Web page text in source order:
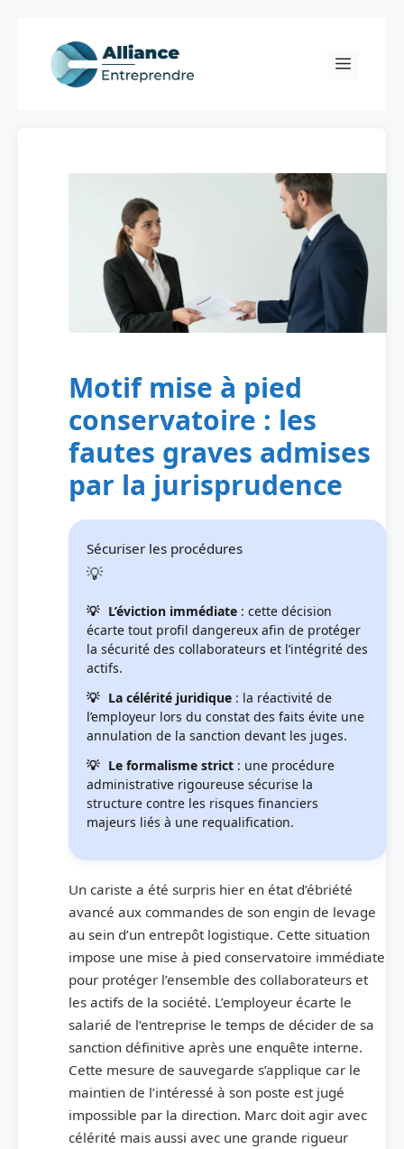
content
Menu
Motif mise à pied
conservatoire : les
fautes graves admises
par la jurisprudence
Sécuriser les procédures
L’éviction immédiate : cette décision
écarte tout profil dangereux afin de protéger
la sécurité des collaborateurs et l’intégrité des
actifs.
La célérité juridique : la réactivité de
l’employeur lors du constat des faits évite une
annulation de la sanction devant les juges.
Le formalisme strict : une procédure
administrative rigoureuse sécurise la
structure contre les risques financiers
majeurs liés à une requalification.
Un cariste a été surpris hier en état d’ébriété
avancé aux commandes de son engin de levage
au sein d’un entrepôt logistique. Cette situation
impose une mise à pied conservatoire immédiate
pour protéger l’ensemble des collaborateurs et
les actifs de la société. L’employeur écarte le
salarié de l’entreprise le temps de décider de sa
sanction définitive après une enquête interne.
Cette mesure de sauvegarde s’applique car le
maintien de l’intéressé à son poste est jugé
impossible par la direction. Marc doit agir avec
célérité mais aussi avec une grande rigueur